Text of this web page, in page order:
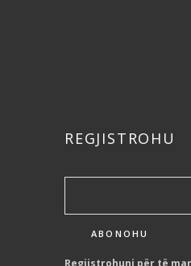
REGJISTROHU
Regjistrohuni për të